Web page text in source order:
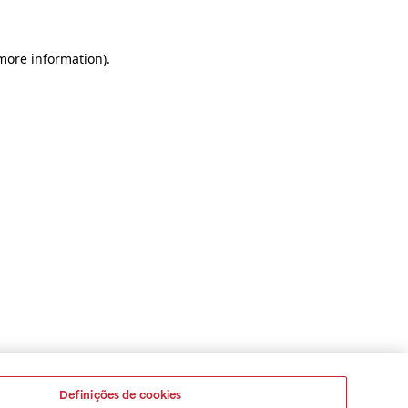
information).
Definições de cookies